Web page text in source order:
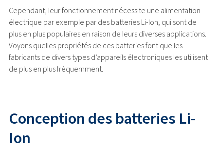
Cependant, leur fonctionnement nécessite une alimentation
électrique par exemple par des batteries Li-Ion, qui sont de
plus en plus populaires en raison de leurs diverses applications.
Voyons quelles propriétés de ces batteries font que les
fabricants de divers types d’appareils électroniques les utilisent
de plus en plus fréquemment.
Conception des batteries Li-
Ion